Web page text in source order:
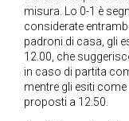
misura. Lo 0-1 è
considerate
padroni di casa, gli
12.00, che
in caso di partita
mentre gli esiti
proposti a 12.50.